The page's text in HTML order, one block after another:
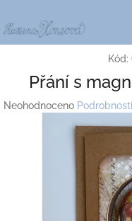
na
obsah
Kód:
Přání s
Průměrné
Neohodnoceno